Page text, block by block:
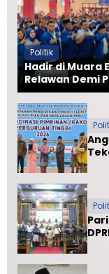
Politik
Hadir di Muara
Relawan Demi